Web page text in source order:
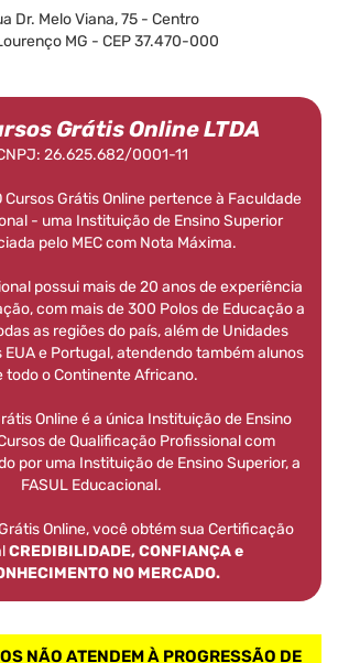
Dr. Melo Viana, 75 - Centro
MG - CEP 37.470-000
Grátis Online LTDA
26.625.682/0001-11
Cursos Grátis Online pertence à Faculdade
- uma Instituição de Ensino Superior
pelo MEC com Nota Máxima.
possui mais de 20 anos de experiência
com mais de 300 Polos de Educação a
as regiões do país, além de Unidades
EUA e Portugal, atendendo também alunos
todo o Continente Africano.
Online é a única Instituição de Ensino
de Qualificação Profissional com
por uma Instituição de Ensino Superior, a
FASUL Educacional.
Online, você obtém sua Certificação
CREDIBILIDADE, CONFIANÇA e
NO MERCADO.
NÃO ATENDEM À PROGRESSÃO DE